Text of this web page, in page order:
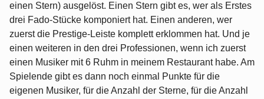
einen Stern) ausgelöst. Einen Stern gibt es, wer als Erstes
drei Fado-Stücke komponiert hat. Einen anderen, wer
zuerst die Prestige-Leiste komplett erklommen hat. Und je
einen weiteren in den drei Professionen, wenn ich zuerst
einen Musiker mit 6 Ruhm in meinem Restaurant habe. Am
Spielende gibt es dann noch einmal Punkte für die
eigenen Musiker, für die Anzahl der Sterne, für die Anzahl